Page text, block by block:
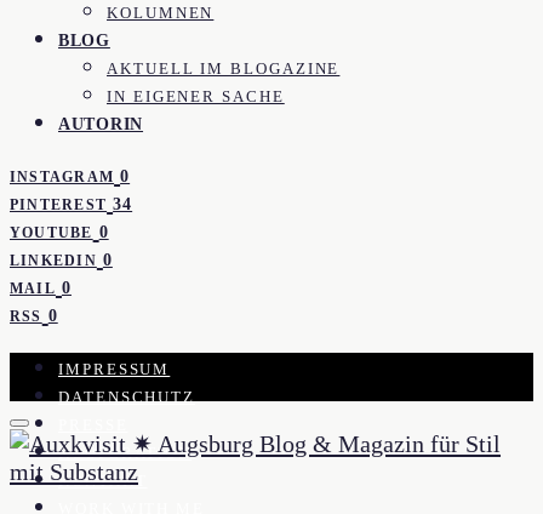
KOLUMNEN
BLOG
AKTUELL IM BLOGAZINE
IN EIGENER SACHE
AUTORIN
INSTAGRAM 0
PINTEREST 34
YOUTUBE 0
LINKEDIN 0
MAIL 0
RSS 0
IMPRESSUM
DATENSCHUTZ
KOOPERATION
KONTAKT